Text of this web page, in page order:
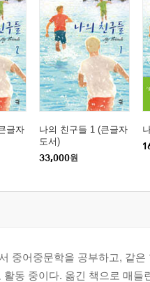
글자
나의 친구들 1 (큰글자
도서)
33,000원
중어중문학을 공부하고, 같
활동 중이다. 옮긴 책으로 매